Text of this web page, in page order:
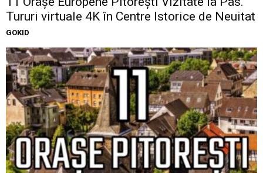
Tururi virtuale 4K în Centre Istorice de Neuitat
GOKID